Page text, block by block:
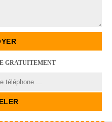
GRATUITEMENT